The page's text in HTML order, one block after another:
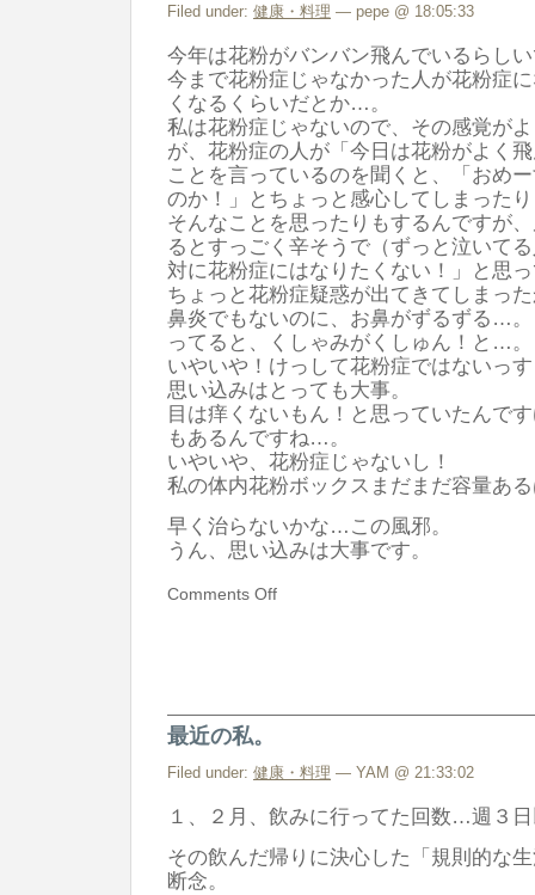
Filed under: 健康・料理 — pepe @ 18:05:33
今年は花粉がバンバン飛んでいるらし
今まで花粉症じゃなかった人が花粉症
くなるくらいだとか…。
私は花粉症じゃないので、その感覚が
が、花粉症の人が「今日は花粉がよく
ことを言っているのを聞くと、「おめ
のか！」とちょっと感心してしまった
そんなことを思ったりもするんですが
るとすっごく辛そうで（ずっと泣いて
対に花粉症にはなりたくない！」と思
ちょっと花粉症疑惑が出てきてしまっ
鼻炎でもないのに、お鼻がずるずる…
ってると、くしゃみがくしゅん！と…。
いやいや！けっして花粉症ではないっ
思い込みはとっても大事。
目は痒くないもん！と思っていたんで
もあるんですね…。
いやいや、花粉症じゃないし！
私の体内花粉ボックスまだまだ容量あ
早く治らないかな…この風邪。
うん、思い込みは大事です。
Comments Off
最近の私。
Filed under: 健康・料理 — YAM @ 21:33:02
１、２月、飲みに行ってた回数…週３
その飲んだ帰りに決心した「規則的な
断念。